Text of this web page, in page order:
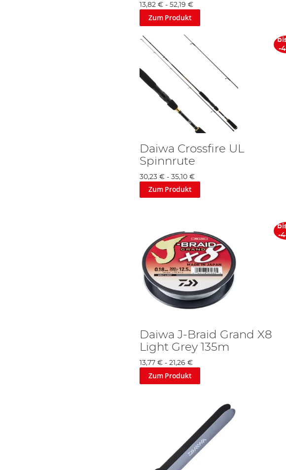
13,82 € -52,19 €
Zum Produkt
-
Daiwa Crossfire UL
Spinnrute
30,23 € -35,10 €
Zum Produkt
-
Daiwa J-Braid Grand X8
Light Grey 135m
13,77 € -21,26 €
Zum Produkt